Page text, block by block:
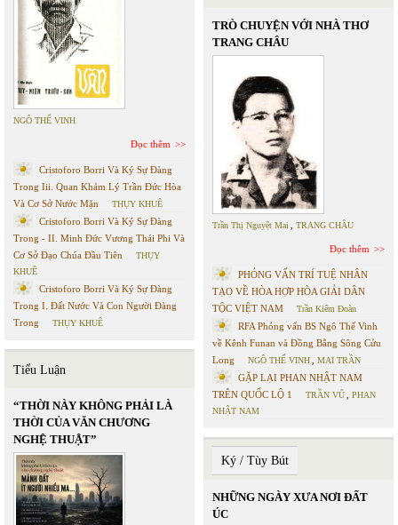
NGÔ THẾ VINH
Đọc thêm
Cristoforo Borri Và Ký Sự Đàng
Trong Iii. Quan Khám Lý Trần Đức Hòa
Và Cơ Sở Nước Mặn
THỤY KHUÊ
Cristoforo Borri Và Ký Sự Đàng
Trong - II. Minh Đức Vương Thái Phi Và
Cơ Sở Đạo Chúa Đầu Tiên
THỤY
KHUÊ
Cristoforo Borri Và Ký Sự Đàng
Trong I. Đất Nước Và Con Người Đàng
Trong
THỤY KHUÊ
Tiểu Luận
“THỜI NÀY KHÔNG PHẢI LÀ
THỜI CỦA VĂN CHƯƠNG
NGHỆ THUẬT”
TRÒ CHUYỆN VỚI NHÀ THƠ
TRANG CHÂU
Trần Thị Nguyệt Mai TRANG CHÂU
Đọc thêm
PHỎNG VẤN TRÍ TUỆ NHÂN
TẠO VỀ HÒA HỢP HÒA GIẢI DÂN
TỘC VIỆT NAM
Trần Kiêm Đoàn
RFA Phỏng vấn BS Ngô Thế Vinh
về Kênh Funan và Đồng Bằng Sông Cửu
Long
NGÔ THẾ VINH MAI TRẦN
GẶP LẠI PHAN NHẬT NAM
TRÊN QUỐC LỘ 1
TRẦN VŨ
PHAN
NHẬT NAM
Ký / Tùy Bút
NHỮNG NGÀY XƯA NƠI ĐẤT
ÚC